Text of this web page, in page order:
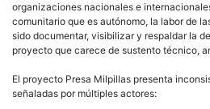
organizaciones nacionales e
comunitario que es autónomo, la labor de
sido documentar, visibilizar y respaldar la
proyecto que carece de sustento técnico,
El proyecto Presa Milpillas presenta
señaladas por múltiples actores: